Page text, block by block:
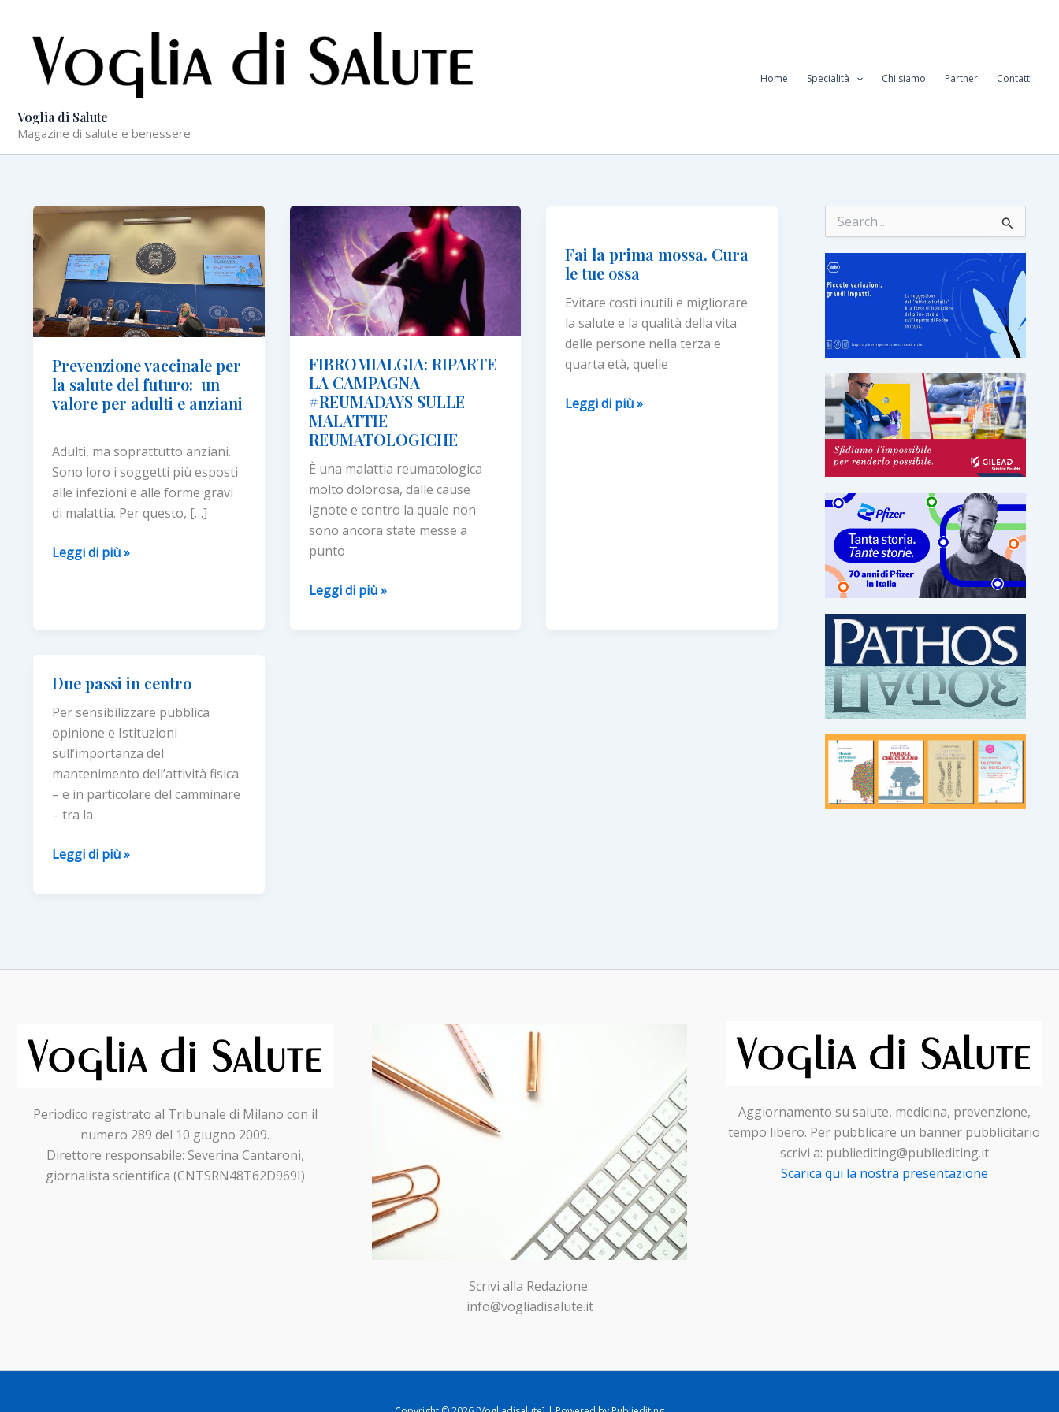
contenuto
Voglia di Salute
Magazine di salute e benessere
Home Specialità Chi siamo Partner Contatti
Prevenzione vaccinale per
la salute del futuro: un
valore per adulti e anziani
Adulti, ma soprattutto anziani.
Sono loro i soggetti più esposti
alle infezioni e alle forme gravi
di malattia. Per questo, […]
Prevenzione
futuro:
un
valore
per
adulti
e
anziani
Leggi di più »
FIBROMIALGIA: RIPARTE
LA CAMPAGNA
#REUMADAYS SULLE
MALATTIE
REUMATOLOGICHE
È una malattia reumatologica
molto dolorosa, dalle cause
ignote e contro la quale non
sono ancora state messe a
punto
FIBROMIALGIA:
Leggi di più »
Fai la prima mossa. Cura
le tue ossa
Evitare costi inutili e migliorare
la salute e la qualità della vita
delle persone nella terza e
quarta età, quelle
Fai
Leggi di più »
Due passi in centro
Per sensibilizzare pubblica
opinione e Istituzioni
sull’importanza del
mantenimento dell’attività fisica
– e in particolare del camminare
– tra la
Due
Leggi di più »
c
a
Periodico registrato al Tribunale di Milano con il
numero 289 del 10 giugno 2009.
Direttore responsabile: Severina Cantaroni,
giornalista scientifica (CNTSRN48T62D969I)
Scrivi alla Redazione:
info@vogliadisalute.it
Aggiornamento su salute, medicina, prevenzione,
tempo libero. Per pubblicare un banner pubblicitario
scrivi a: publiediting@publiediting.it
Scarica qui la nostra presentazione